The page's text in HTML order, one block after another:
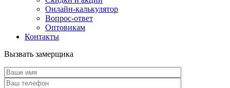
Онлайн-калькулятор
Вопрос-ответ
Оптовикам
Контакты
Вызвать замерщика